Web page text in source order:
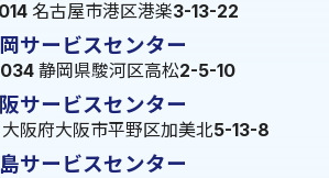
名古屋市港区港楽3-13-22
サービスセンター
静岡県駿河区高松2-5-10
サービスセンター
阪府大阪市平野区加美北5-13-8
サービスセンター